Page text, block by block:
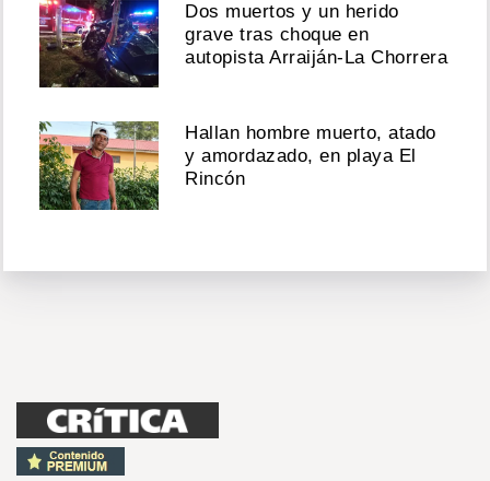
Dos muertos y un herido
grave tras choque en
autopista Arraiján-La Chorrera
Hallan hombre muerto, atado
y amordazado, en playa El
Rincón